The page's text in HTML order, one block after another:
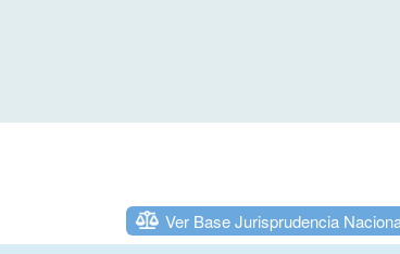
Ver Base Jurisprudencia